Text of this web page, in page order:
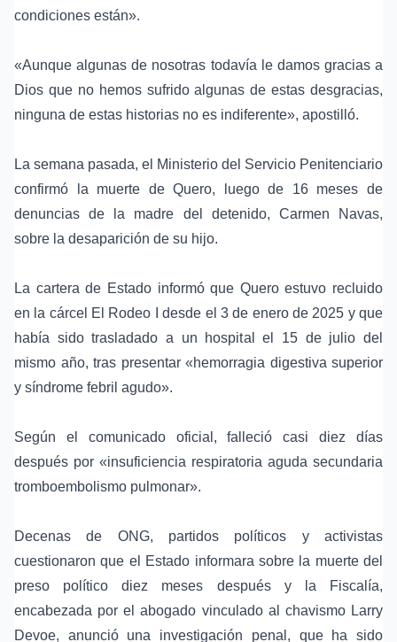
condiciones están».
«Aunque algunas de nosotras todavía le damos gracias a
Dios que no hemos sufrido algunas de estas desgracias,
ninguna de estas historias no es indiferente», apostilló.
La semana pasada, el Ministerio del Servicio Penitenciario
confirmó la muerte de Quero, luego de 16 meses de
denuncias de la madre del detenido, Carmen Navas,
sobre la desaparición de su hijo.
La cartera de Estado informó que Quero estuvo recluido
en la cárcel El Rodeo I
desde el 3 de enero de 2025 y que
había sido trasladado a un hospital el 15 de julio del
mismo año, tras presentar «hemorragia digestiva superior
y síndrome febril agudo».
Según el comunicado oficial, falleció casi diez días
después por «insuficiencia respiratoria aguda secundaria
tromboembolismo pulmonar».
Decenas de ONG, partidos políticos y activistas
cuestionaron que el Estado informara sobre la muerte del
preso político diez meses después y la
Fiscalía,
encabezada por el abogado vinculado al chavismo Larry
Devoe, anunció una investigación penal, que ha sido